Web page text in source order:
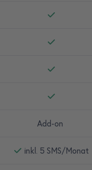
Add-on
inkl. 5 SMS/Monat